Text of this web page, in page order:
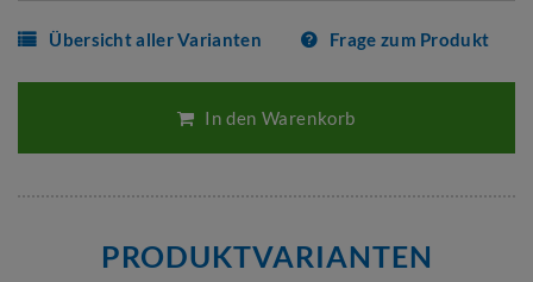
Übersicht aller Varianten Frage zum Produkt
In den Warenkorb
PRODUKTVARIANTEN